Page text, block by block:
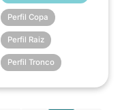
Perfil Copa
Perfil Raiz
Perfil Tronco